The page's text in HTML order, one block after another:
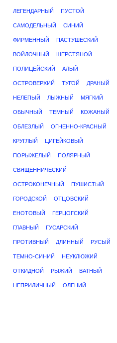
ЛЕГЕНДАРНЫЙ ПУСТОЙ
САМОДЕЛЬНЫЙ СИНИЙ
ФИРМЕННЫЙ ПАСТУШЕСКИЙ
ВОЙЛОЧНЫЙ ШЕРСТЯНОЙ
ПОЛИЦЕЙСКИЙ АЛЫЙ
ОСТРОВЕРХИЙ ТУГОЙ ДРАНЫЙ
НЕЛЕПЫЙ ЛЫЖНЫЙ МЯГКИЙ
ОБЫЧНЫЙ ТЕМНЫЙ КОЖАНЫЙ
ОБЛЕЗЛЫЙ ОГНЕННО-КРАСНЫЙ
КРУГЛЫЙ ЦИГЕЙКОВЫЙ
ПОРЫЖЕЛЫЙ ПОЛЯРНЫЙ
СВЯЩЕННИЧЕСКИЙ
ОСТРОКОНЕЧНЫЙ ПУШИСТЫЙ
ГОРОДСКОЙ ОТЦОВСКИЙ
ЕНОТОВЫЙ ГЕРЦОГСКИЙ
ГЛАВНЫЙ ГУСАРСКИЙ
ПРОТИВНЫЙ ДЛИННЫЙ РУСЫЙ
ТЕМНО-СИНИЙ НЕУКЛЮЖИЙ
ОТКИДНОЙ РЫЖИЙ ВАТНЫЙ
НЕПРИЛИЧНЫЙ ОЛЕНИЙ